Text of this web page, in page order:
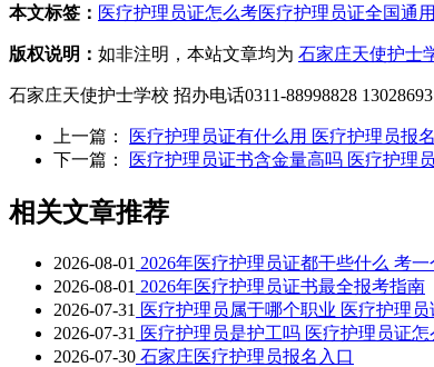
本文标签： 医疗护理员证怎么考医疗护理员证全国通
版权说明： 如非注明，本站文章均为 石家庄天使护士
石家庄天使护士学校 招办电话0311-88998828
上一篇：
医疗护理员证有什么用 医疗护理员报
下一篇：
医疗护理员证书含金量高吗 医疗护理
相关文章推荐
2026-08-01 2026年医疗护理员证都干些什么 考
2026-08-01 2026年医疗护理员证书最全报考指南
2026-07-31 医疗护理员属于哪个职业 医疗护理
2026-07-31 医疗护理员是护工吗 医疗护理员证怎
2026-07-30 石家庄医疗护理员报名入口